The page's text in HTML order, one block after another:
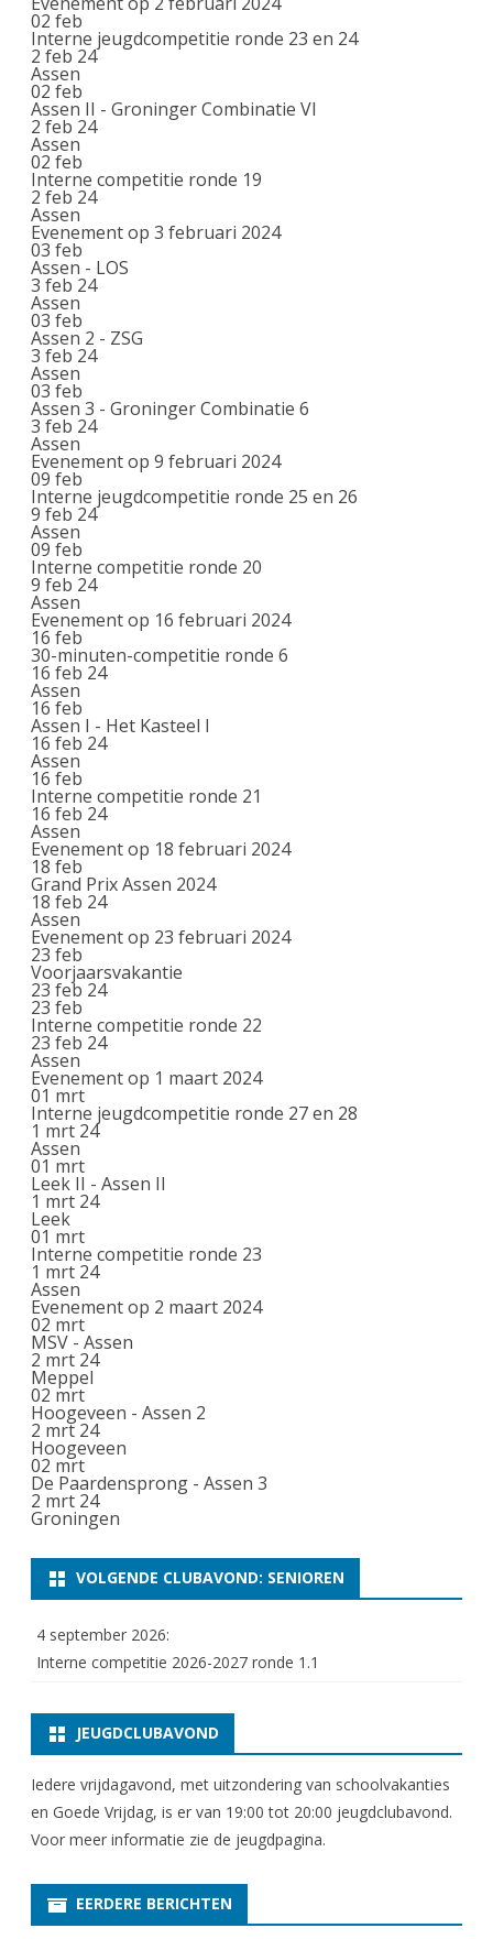
02 feb
Interne jeugdcompetitie ronde 23 en 24
2 feb 24
Assen
02 feb
Assen II - Groninger Combinatie VI
2 feb 24
Assen
02 feb
Interne competitie ronde 19
2 feb 24
Assen
Evenement op 3 februari 2024
03 feb
Assen - LOS
3 feb 24
Assen
03 feb
Assen 2 - ZSG
3 feb 24
Assen
03 feb
Assen 3 - Groninger Combinatie 6
3 feb 24
Assen
Evenement op 9 februari 2024
09 feb
Interne jeugdcompetitie ronde 25 en 26
9 feb 24
Assen
09 feb
Interne competitie ronde 20
9 feb 24
Assen
Evenement op 16 februari 2024
16 feb
30-minuten-competitie ronde 6
16 feb 24
Assen
16 feb
Assen I - Het Kasteel I
16 feb 24
Assen
16 feb
Interne competitie ronde 21
16 feb 24
Assen
Evenement op 18 februari 2024
18 feb
Grand Prix Assen 2024
18 feb 24
Assen
Evenement op 23 februari 2024
23 feb
Voorjaarsvakantie
23 feb 24
23 feb
Interne competitie ronde 22
23 feb 24
Assen
Evenement op 1 maart 2024
01 mrt
Interne jeugdcompetitie ronde 27 en 28
1 mrt 24
Assen
01 mrt
Leek II - Assen II
1 mrt 24
Leek
01 mrt
Interne competitie ronde 23
1 mrt 24
Assen
Evenement op 2 maart 2024
02 mrt
MSV - Assen
2 mrt 24
Meppel
02 mrt
Hoogeveen - Assen 2
2 mrt 24
Hoogeveen
02 mrt
De Paardensprong - Assen 3
2 mrt 24
Groningen
VOLGENDE CLUBAVOND: SENIOREN
4 september 2026:
Interne competitie 2026-2027 ronde 1.1
JEUGDCLUBAVOND
Iedere vrijdagavond, met uitzondering van schoolvakanties
en Goede Vrijdag, is er van 19:00 tot 20:00 jeugdclubavond.
Voor meer informatie zie de jeugdpagina.
EERDERE BERICHTEN